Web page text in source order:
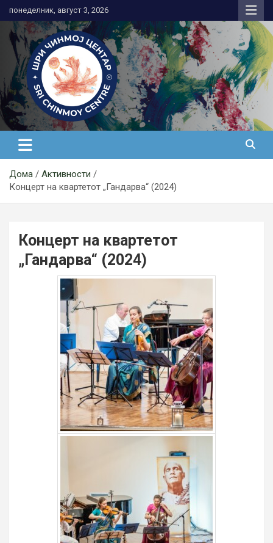
to
content
понеделник, август 3, 2026
Медитација
Дома
Активности
Концерт на квартетот „Гандарва“ (2024)
Концерт на квартетот
„Гандарва“ (2024)